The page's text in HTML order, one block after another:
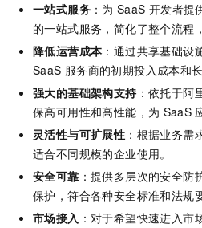
一站式服务 ：为 SaaS 开发者提
的一站式服务，简化了整个流程
降低运营成本 ：通过共享基础设
SaaS 服务商的初期投入成本和
强大的基础架构支持：依托于阿
保高可用性和高性能，为 SaaS
灵活性与可扩展性 ：根据业务需
适合不同规模的企业使用。
安全可靠 ：提供多层次的安全
保护，符合各种安全标准和法规
市场接入 ：对于希望快速进入市